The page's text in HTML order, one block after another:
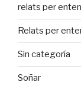
relats per
Relats per
Sin categoría
Soñar